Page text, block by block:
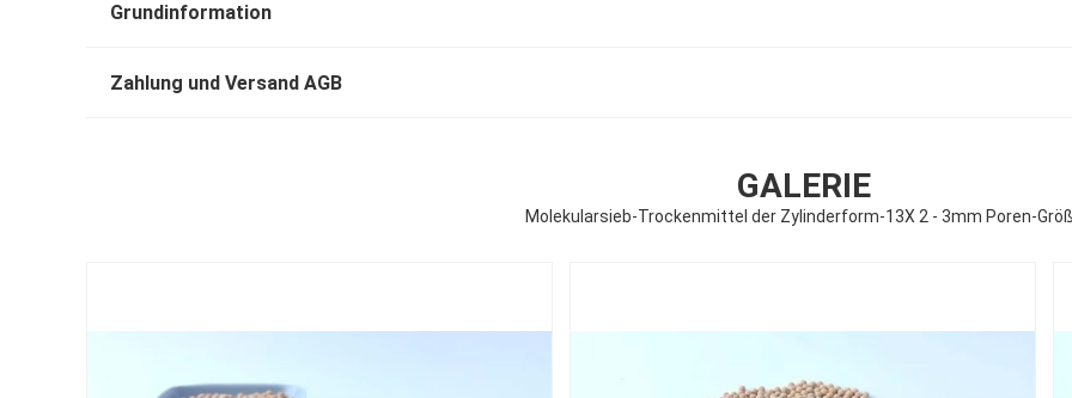
Grundinformation
Zahlung und Versand AGB
GALERIE
Molekularsieb-Trockenmittel der Zylinderform-13X 2 - 3mm Poren-